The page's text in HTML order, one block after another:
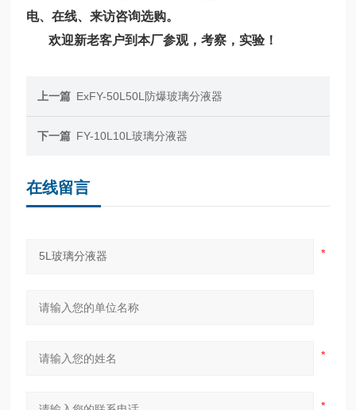
电、在线、来访咨询选购。
欢迎新老客户到本厂参观，考察，实验！
上一篇 ExFY-50L50L防爆玻璃分液器
下一篇 FY-10L10L玻璃分液器
在线留言